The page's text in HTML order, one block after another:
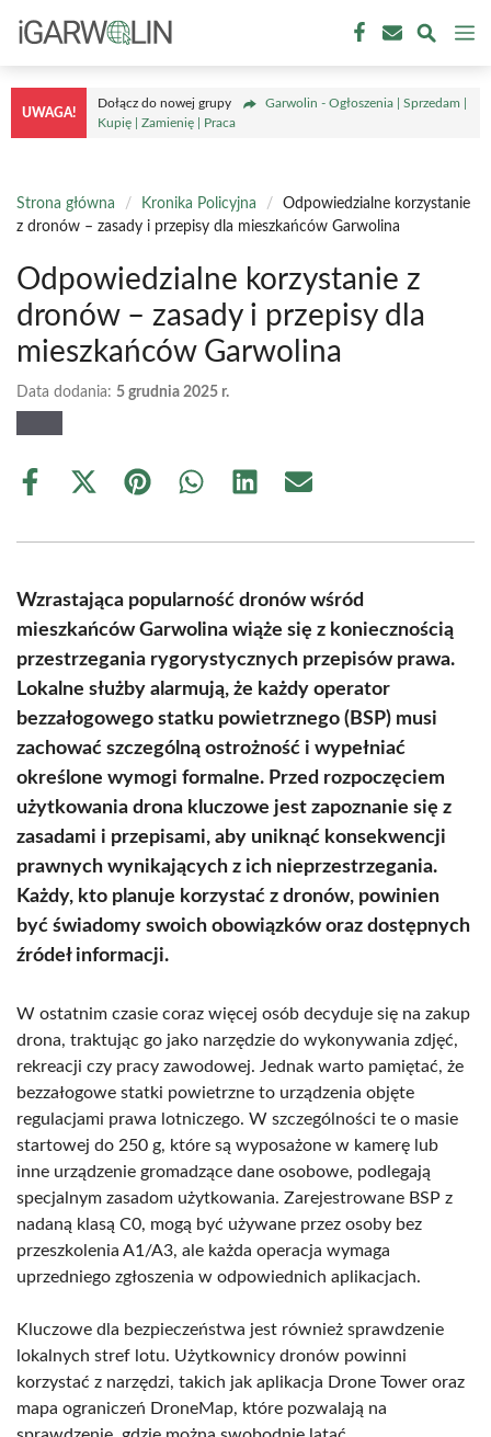
treści
UWAGA!
Dołącz do nowej grupy
Garwolin - Ogłoszenia | Sprzedam |
Kupię | Zamienię | Praca
Strona główna / Kronika Policyjna /
Odpowiedzialne korzystanie
z dronów – zasady i przepisy dla mieszkańców Garwolina
Odpowiedzialne korzystanie z
dronów – zasady i przepisy dla
mieszkańców Garwolina
Data dodania: 5 grudnia 2025 r.
Share
Share
(Twitter)
Share Share Share Share
Wzrastająca popularność dronów wśród
mieszkańców Garwolina wiąże się z koniecznością
przestrzegania rygorystycznych przepisów prawa.
Lokalne służby alarmują, że każdy operator
bezzałogowego statku powietrznego (BSP) musi
zachować szczególną ostrożność i wypełniać
określone wymogi formalne. Przed rozpoczęciem
użytkowania drona kluczowe jest zapoznanie się z
zasadami i przepisami, aby uniknąć konsekwencji
prawnych wynikających z ich nieprzestrzegania.
Każdy, kto planuje korzystać z dronów, powinien
być świadomy swoich obowiązków oraz dostępnych
źródeł informacji.
W ostatnim czasie coraz więcej osób decyduje się na zakup
drona, traktując go jako narzędzie do wykonywania zdjęć,
rekreacji czy pracy zawodowej. Jednak warto pamiętać, że
bezzałogowe statki powietrzne to urządzenia objęte
regulacjami prawa lotniczego. W szczególności te o masie
startowej do 250 g, które są wyposażone w kamerę lub
inne urządzenie gromadzące dane osobowe, podlegają
specjalnym zasadom użytkowania. Zarejestrowane BSP z
nadaną klasą C0, mogą być używane przez osoby bez
przeszkolenia A1/A3, ale każda operacja wymaga
uprzedniego zgłoszenia w odpowiednich aplikacjach.
Kluczowe dla bezpieczeństwa jest również sprawdzenie
lokalnych stref lotu. Użytkownicy dronów powinni
korzystać z narzędzi, takich jak aplikacja Drone Tower oraz
mapa ograniczeń DroneMap, które pozwalają na